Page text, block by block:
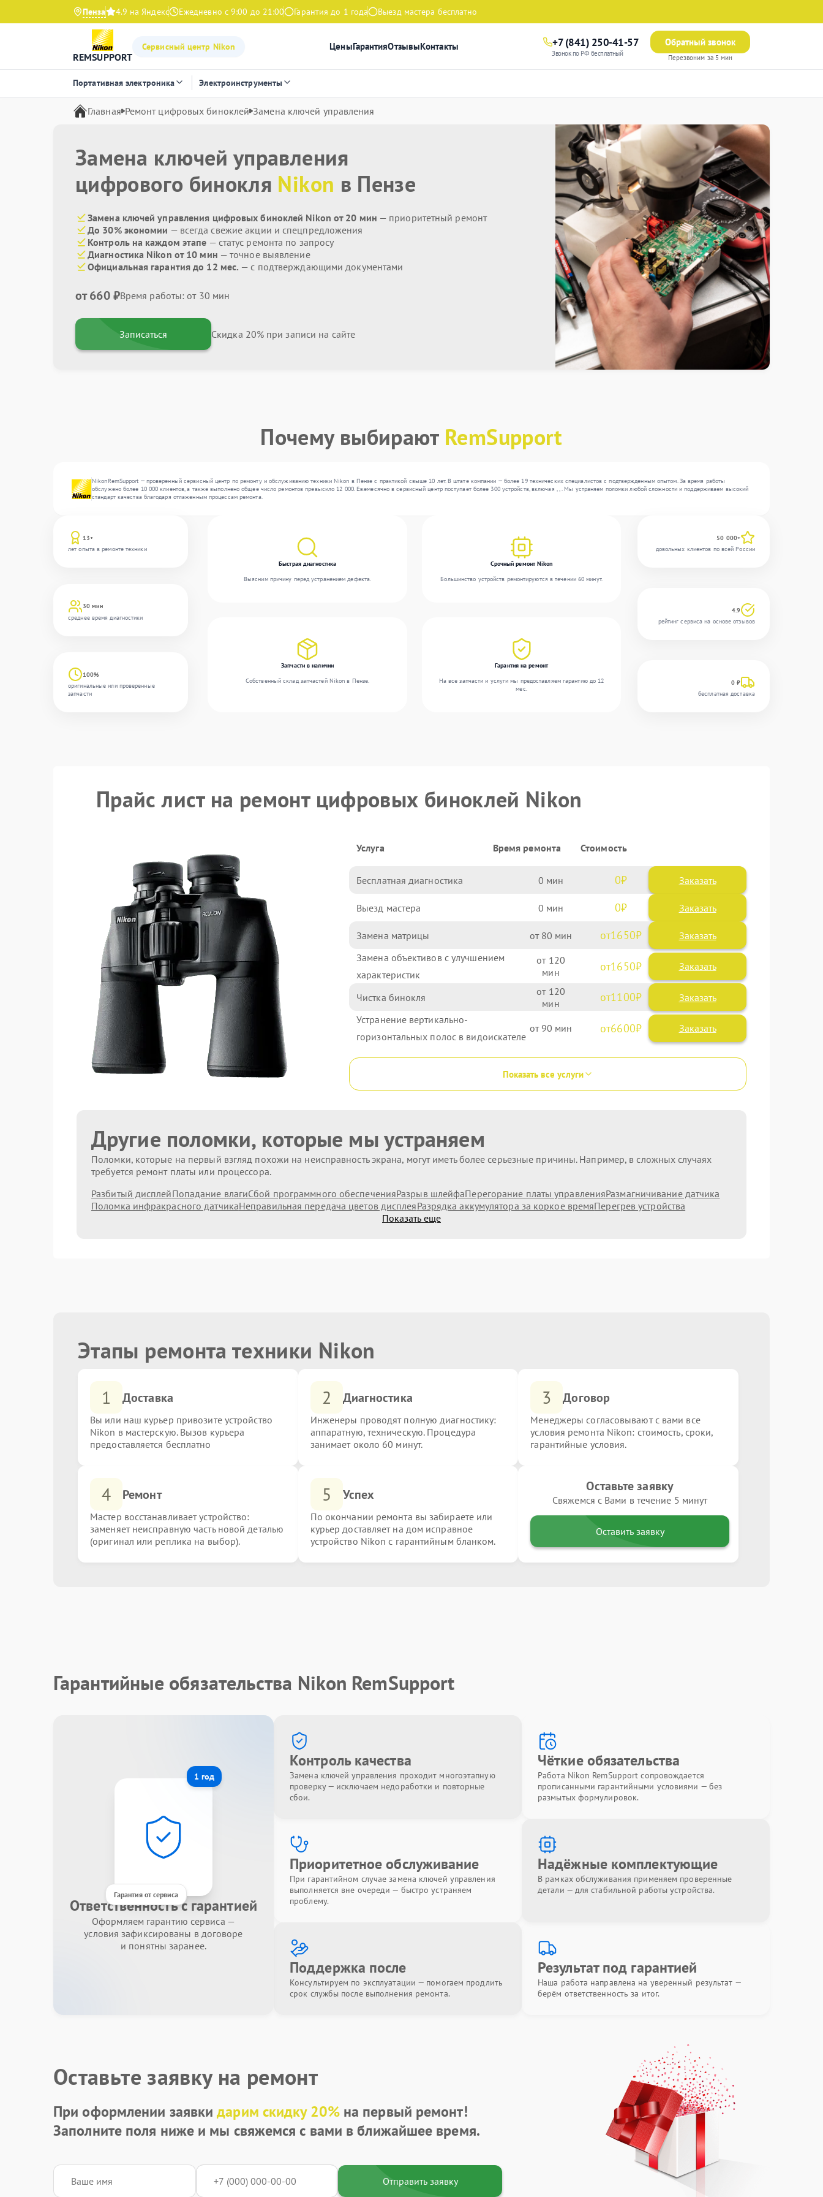
Пенза 4.9 на Яндекс Ежедневно с 9:00 до 21:00 Гарантия до 1 года Выезд мастера бесплатно
REMSUPPORT
Сервисный центр Nikon ЦеныГарантияОтзывыКонтакты +7 (841) 250-41-57
Звонок по РФ бесплатный
Обратный звонок
Перезвоним за 5 мин
Портативная электроника Электроинструменты
Главная Ремонт цифровых биноклей Замена ключей управления
Замена ключей управления
цифрового бинокля Nikon в Пензе
Замена ключей управления цифровых биноклей Nikon от 20 мин — приоритетный ремонт
До 30% экономии — всегда свежие акции и спецпредложения
Контроль на каждом этапе — статус ремонта по запросу
Диагностика Nikon от 10 мин — точное выявление
Официальная гарантия до 12 мес. — с подтверждающими документами
от 660 ₽Время работы: от 30 мин
Записаться Скидка 20% при записи на сайте
Почему выбирают RemSupport
NikonRemSupport — проверенный сервисный центр по ремонту и обслуживанию техники Nikon в Пензе с практикой свыше 10 лет. В штате компании — более 19 технических специалистов с подтвержденным опытом. За время работы
обслужено более 10 000 клиентов, а также выполнено общее число ремонтов превысило 12 000. Ежемесячно в сервисный центр поступает более 300 устройств, включая , , . Мы устраняем поломки любой сложности и поддерживаем высокий
стандарт качества благодаря отлаженным процессам ремонта.
13+
лет опыта в ремонте техники
30 мин
среднее время диагностики
100%
оригинальные или проверенные
запчасти
Быстрая диагностика
Выясним причину перед устранением дефекта.
Срочный ремонт Nikon
Большинство устройств ремонтируются в течении 60 минут.
Запчасти в наличии
Собственный склад запчастей Nikon в Пензе.
Гарантия на ремонт
На все запчасти и услуги мы предоставляем гарантию до 12
мес.
50 000+
довольных клиентов по всей России
4.9
рейтинг сервиса на основе отзывов
0 ₽
бесплатная доставка
Прайс лист на ремонт цифровых биноклей Nikon
Услуга Время ремонта Стоимость
Бесплатная диагностика 0 0 Заказать
Выезд мастера 0 0 Заказать
Замена матрицы 80 1650
Замена объективов с улучшением
характеристик
120 1650
Чистка бинокля 120 1100
Устранение вертикально-
горизонтальных полос в видоискателе
90 6600
Показать все услуги
Другие поломки, которые мы устраняем
Поломки, которые на первый взгляд похожи на неисправность экрана, могут иметь более серьезные причины. Например, в сложных случаях
требуется ремонт платы или процессора.
Разбитый дисплейПопадание влагиСбой программного обеспеченияРазрыв шлейфаПерегорание платы управленияРазмагничивание датчика
Поломка инфракрасного датчикаНеправильная передача цветов дисплеяРазрядка аккумулятора за коркое времяПерегрев устройства
Показать еще
Этапы ремонта техники Nikon
1 Доставка
Вы или наш курьер привозите устройство
Nikon в мастерскую. Вызов курьера
предоставляется бесплатно
2 Диагностика
Инженеры проводят полную диагностику:
аппаратную, техническую. Процедура
занимает около 60 минут.
3 Договор
Менеджеры согласовывают с вами все
условия ремонта Nikon: стоимость, сроки,
гарантийные условия.
4 Ремонт
Мастер восстанавливает устройство:
заменяет неисправную часть новой деталью
(оригинал или реплика на выбор).
5 Успех
По окончании ремонта вы забираете или
курьер доставляет на дом исправное
устройство Nikon с гарантийным бланком.
Оставьте заявку
Свяжемся с Вами в течение 5 минут
Оставить заявку
Гарантийные обязательства Nikon RemSupport
1 год
Гарантия от сервиса
Ответственность с гарантией
Оформляем гарантию сервиса —
условия зафиксированы в договоре
и понятны заранее.
Контроль качества
Замена ключей управления проходит многоэтапную
проверку — исключаем недоработки и повторные
сбои.
Чёткие обязательства
Работа Nikon RemSupport сопровождается
прописанными гарантийными условиями — без
размытых формулировок.
Приоритетное обслуживание
При гарантийном случае замена ключей управления
выполняется вне очереди — быстро устраняем
проблему.
Надёжные комплектующие
В рамках обслуживания применяем проверенные
детали — для стабильной работы устройства.
Поддержка после
Консультируем по эксплуатации — помогаем продлить
срок службы после выполнения ремонта.
Результат под гарантией
Наша работа направлена на уверенный результат —
берём ответственность за итог.
Оставьте заявку на ремонт
При оформлении заявкидарим скидку 20%на первый ремонт!
Заполните поля ниже и мы свяжемся с вами в ближайшее время.
Отправить заявку